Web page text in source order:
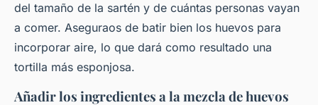
del tamaño de la sartén y de cuántas personas vayan
a comer. Aseguraos de batir bien los huevos para
incorporar aire, lo que dará como resultado una
tortilla más esponjosa.
Añadir los ingredientes a la mezcla de huevos